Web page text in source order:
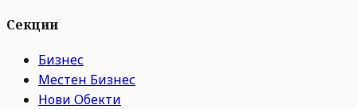
Секции
Бизнес
Местен Бизнес
Нови Обекти